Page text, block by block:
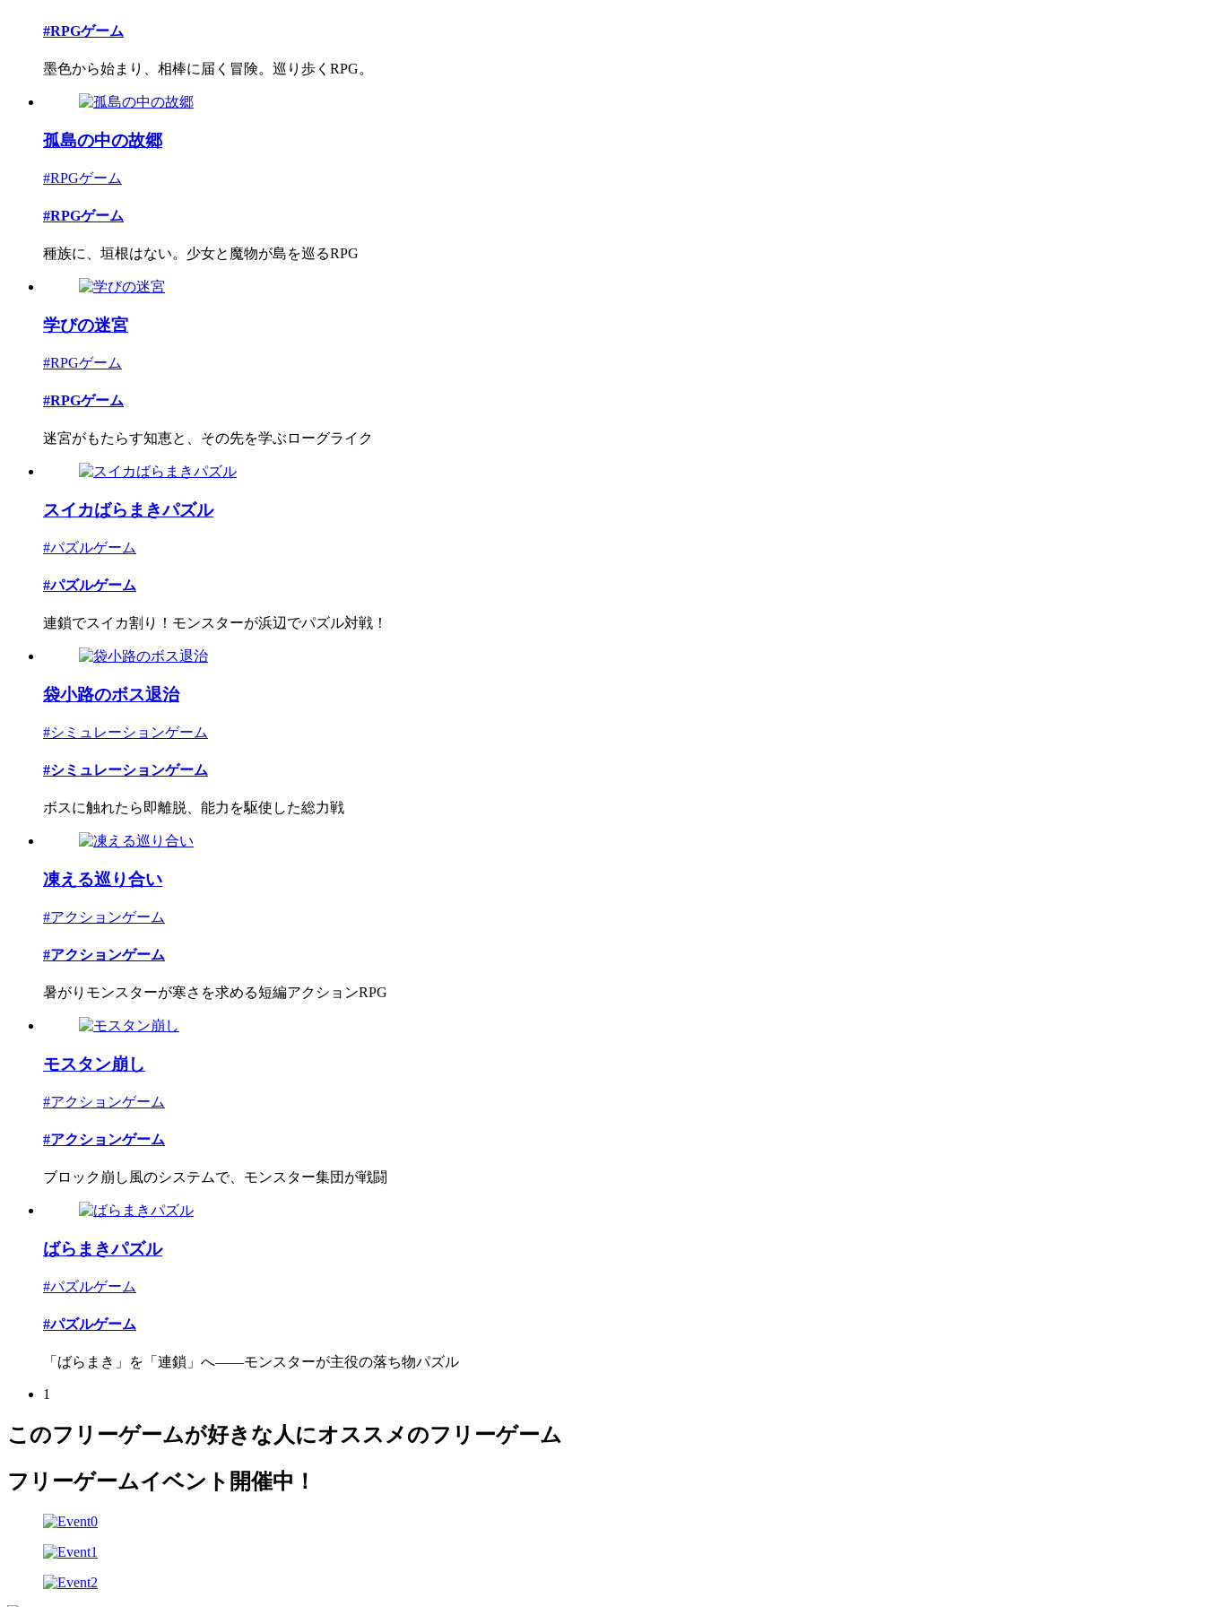
#RPGゲーム
墨色から始まり、相棒に届く冒険。巡り歩くRPG。
孤島の中の故郷
#RPGゲーム
#RPGゲーム
種族に、垣根はない。少女と魔物が島を巡るRPG
学びの迷宮
#RPGゲーム
#RPGゲーム
迷宮がもたらす知恵と、その先を学ぶローグライク
スイカばらまきパズル
#パズルゲーム
#パズルゲーム
連鎖でスイカ割り！モンスターが浜辺でパズル対戦！
袋小路のボス退治
#シミュレーションゲーム
#シミュレーションゲーム
ボスに触れたら即離脱、能力を駆使した総力戦
凍える巡り合い
#アクションゲーム
#アクションゲーム
暑がりモンスターが寒さを求める短編アクションRPG
モスタン崩し
#アクションゲーム
#アクションゲーム
ブロック崩し風のシステムで、モンスター集団が戦闘
ばらまきパズル
#パズルゲーム
#パズルゲーム
「ばらまき」を「連鎖」へ――モンスターが主役の落ち物パズル
1
このフリーゲームが好きな人にオススメのフリーゲーム
フリーゲームイベント開催中！